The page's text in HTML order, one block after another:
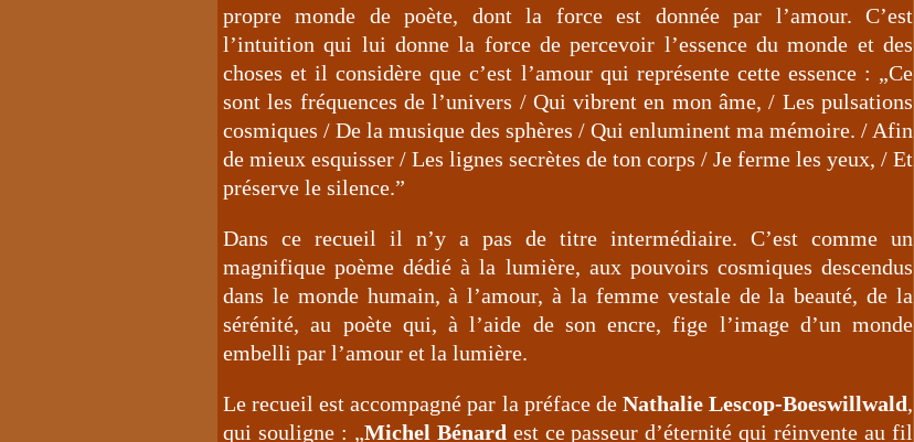
propre monde de poète, dont la force est donnée par l’amour. C’est
l’intuition qui lui donne la force de percevoir l’essence du monde et des
choses et il considère que c’est l’amour qui représente cette essence : „Ce
sont les fréquences de l’univers / Qui vibrent en mon âme, / Les pulsations
cosmiques / De la musique des sphères / Qui enluminent ma mémoire. / Afin
de mieux esquisser / Les lignes secrètes de ton corps / Je ferme les yeux, / Et
préserve le silence.”
Dans ce recueil il n’y a pas de titre intermédiaire. C’est comme un
magnifique poème dédié à la lumière, aux pouvoirs cosmiques descendus
dans le monde humain, à l’amour, à la femme vestale de la beauté, de la
sérénité, au poète qui, à l’aide de son encre, fige l’image d’un monde
embelli par l’amour et la lumière.
Le recueil est accompagné par la préface de Nathalie Lescop-Boeswillwald,
qui souligne : „Michel Bénard est ce passeur d’éternité qui réinvente au fil